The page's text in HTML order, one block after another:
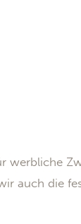
werbliche
auch die